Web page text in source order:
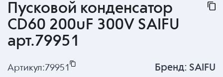
Пусковой конденсатор
CD60 200uF 300V SAIFU
арт.79951
Артикул:79951 Бренд: SAIFU